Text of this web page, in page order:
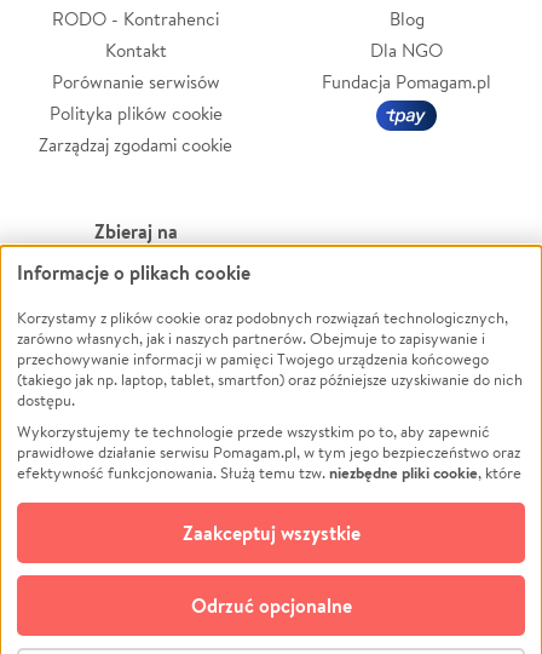
RODO - Kontrahenci
Kontakt
Porównanie serwisów
Polityka plików cookie
Zarządzaj zgodami cookie
Blog
Dla NGO
Fundacja Pomagam.pl
Zbieraj na
Leczenie
Zwierzęta
Pożar
Ukraina
Pomoc Finansowa
Projekty
Pogrzeb
Społeczność lokalna
Kultura
Powódź
Wichura
NGO
Edukacja
Podróż
Impreza
Ochrona środowiska
Biznes
Informacje o plikach cookie
Korzystamy z plików cookie oraz podobnych rozwiązań technologicznych,
zarówno własnych, jak i naszych partnerów. Obejmuje to zapisywanie i
przechowywanie informacji w pamięci Twojego urządzenia końcowego
(takiego jak np. laptop, tablet, smartfon) oraz późniejsze uzyskiwanie do nich
dostępu.
Wykorzystujemy te technologie przede wszystkim po to, aby zapewnić
prawidłowe działanie serwisu Pomagam.pl, w tym jego bezpieczeństwo oraz
efektywność funkcjonowania. Służą temu tzw.niezbędne pliki cookie, które
opcjonalnych plików cookie
technologii do celów analitycznych i retargetingowych. Możesz wyrazić
zgodę na ich stosowanie lub jej odmówić. W dowolnym momencie masz
możliwość zmiany swoich preferencji na stronie „Zarządzaj zgodami cookie”,
do której link znajdziesz w stopce serwisu Pomagam.pl. Opcjonalne pliki
cookie wykorzystywane są w następujących celach:
Odrzuć opcjonalne
Zaakceptuj wszystkie